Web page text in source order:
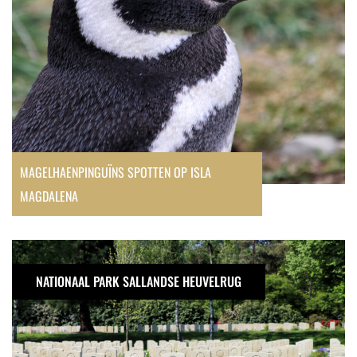
MAGELHAENPINGUÏNS SPOTTEN OP ISLA
MAGDALENA
Canadese
Begraafplaats
Holten
NATIONAAL PARK SALLANDSE HEUVELRUG